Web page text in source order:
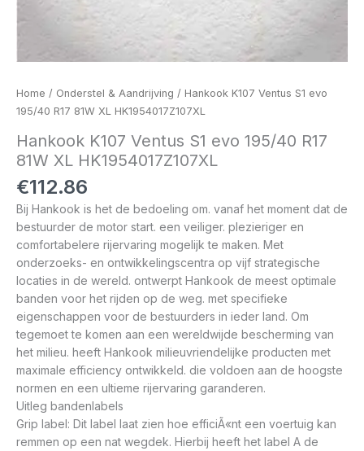
Home / Onderstel & Aandrijving / Hankook K107 Ventus S1 evo
195/40 R17 81W XL HK1954017Z107XL
Hankook K107 Ventus S1 evo 195/40 R17
81W XL HK1954017Z107XL
€112.86
Bij Hankook is het de bedoeling om. vanaf het moment dat de
bestuurder de motor start. een veiliger. plezieriger en
comfortabelere rijervaring mogelijk te maken. Met
onderzoeks- en ontwikkelingscentra op vijf strategische
locaties in de wereld. ontwerpt Hankook de meest optimale
banden voor het rijden op de weg. met specifieke
eigenschappen voor de bestuurders in ieder land. Om
tegemoet te komen aan een wereldwijde bescherming van
het milieu. heeft Hankook milieuvriendelijke producten met
maximale efficiency ontwikkeld. die voldoen aan de hoogste
normen en een ultieme rijervaring garanderen.
Uitleg bandenlabels
Grip label: Dit label laat zien hoe efficiÃ«nt een voertuig kan
remmen op een nat wegdek. Hierbij heeft het label A de